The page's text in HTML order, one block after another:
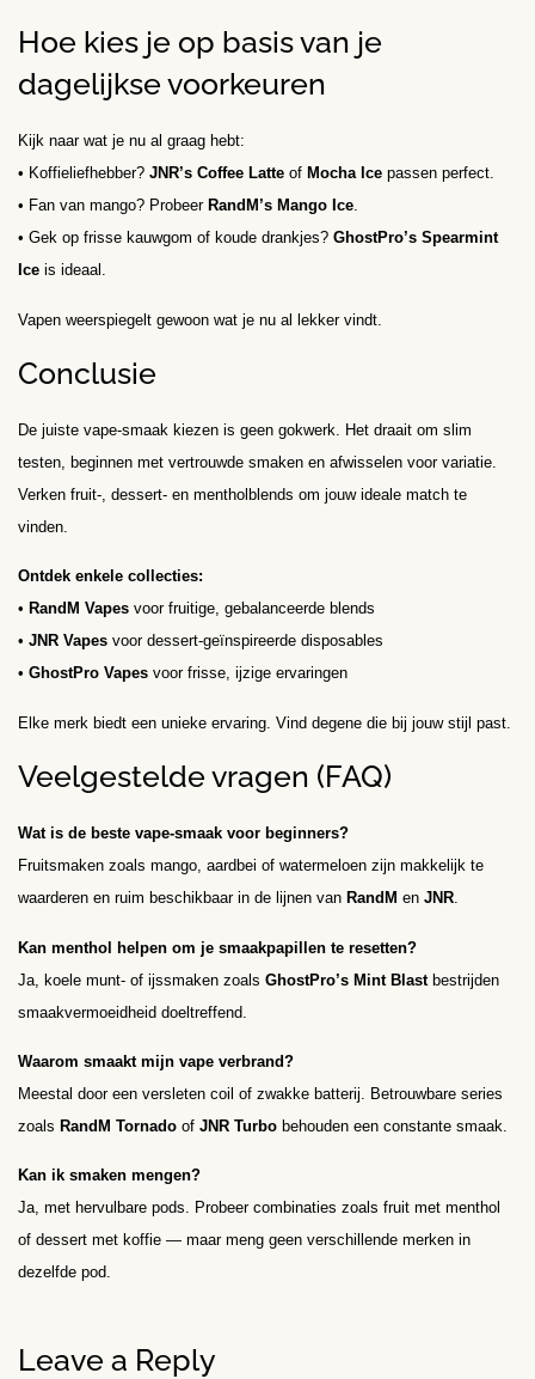
Hoe kies je op basis van je
dagelijkse voorkeuren
Kijk naar wat je nu al graag hebt:
• Koffieliefhebber? JNR’s Coffee Latte of Mocha Ice passen perfect.
• Fan van mango? Probeer RandM’s Mango Ice.
• Gek op frisse kauwgom of koude drankjes? GhostPro’s Spearmint
Ice is ideaal.
Vapen weerspiegelt gewoon wat je nu al lekker vindt.
Conclusie
De juiste vape-smaak kiezen is geen gokwerk. Het draait om slim
testen, beginnen met vertrouwde smaken en afwisselen voor variatie.
Verken fruit-, dessert- en mentholblends om jouw ideale match te
vinden.
Ontdek enkele collecties:
• RandM Vapes voor fruitige, gebalanceerde blends
• JNR Vapes voor dessert-geïnspireerde disposables
• GhostPro Vapes voor frisse, ijzige ervaringen
Elke merk biedt een unieke ervaring. Vind degene die bij jouw stijl past.
Veelgestelde vragen (FAQ)
Wat is de beste vape-smaak voor beginners?
Fruitsmaken zoals mango, aardbei of watermeloen zijn makkelijk te
waarderen en ruim beschikbaar in de lijnen van RandM en JNR.
Kan menthol helpen om je smaakpapillen te resetten?
Ja, koele munt- of ijssmaken zoals GhostPro’s Mint Blastbestrijden
smaakvermoeidheid doeltreffend.
Waarom smaakt mijn vape verbrand?
Meestal door een versleten coil of zwakke batterij. Betrouwbare series
zoals RandM Tornado of JNR Turbo behouden een constante smaak.
Kan ik smaken mengen?
Ja, met hervulbare pods. Probeer combinaties zoals fruit met menthol
of dessert met koffie — maar meng geen verschillende merken in
dezelfde pod.
Leave a Reply